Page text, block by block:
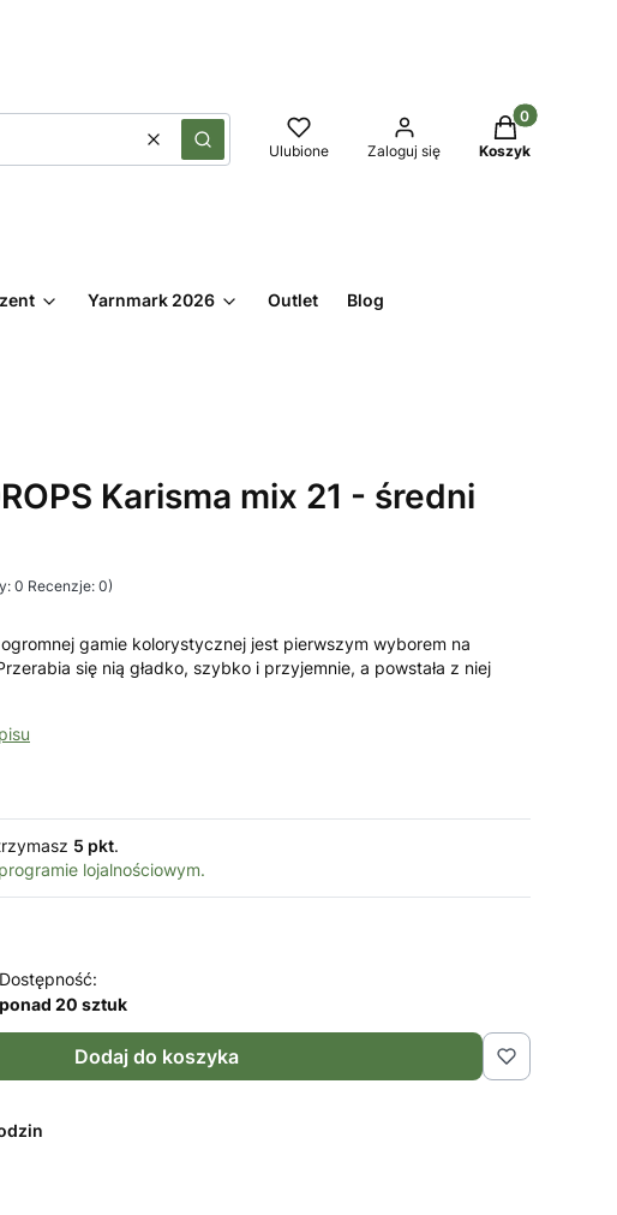
WyczyśćSzukaj Ulubione Zaloguj się
Produkty w
Koszyk
Yarnmark 2026 Outlet Blog
Karisma mix 21 - średni
0 Recenzje: 0)
gamie kolorystycznej jest pierwszym wyborem na
się nią gładko, szybko i przyjemnie, a powstała z niej
5 pkt.
lojalnościowym.
Dostępność:
ponad 20 sztuk
Dodaj do koszyka